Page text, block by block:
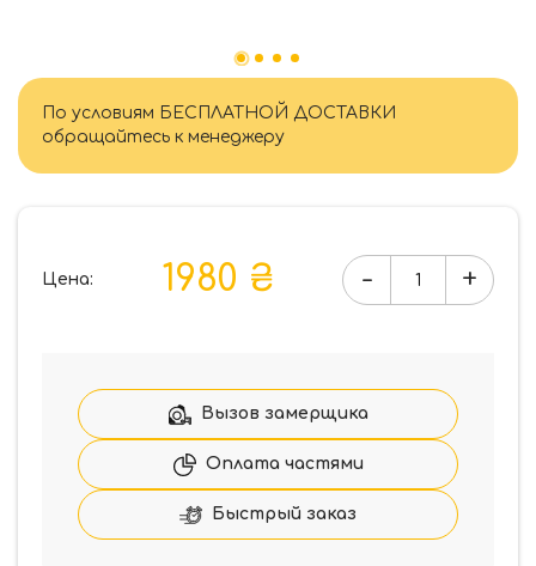
По условиям БЕСПЛАТНОЙ ДОСТАВКИ
обращайтесь к менеджеру
Цена: 1980 ₴
Количество
Fadex
Veronika
102V
- +
Вызов замерщика
Оплата частями
Быстрый заказ